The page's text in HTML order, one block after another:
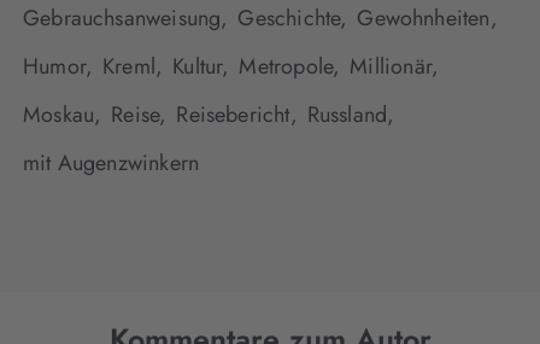
Gebrauchsanweisung, Geschichte, Gewohnheiten,
Humor, Kreml, Kultur, Metropole, Millionär,
Moskau, Reise, Reisebericht, Russland,
mit Augenzwinkern